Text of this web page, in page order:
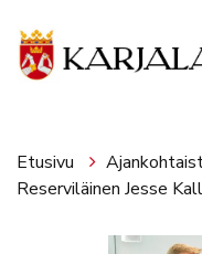
Etusivu
Reserviläinen Jesse